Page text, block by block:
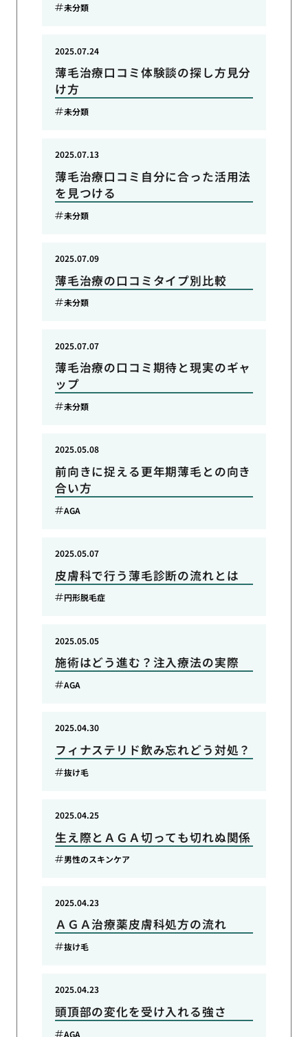
未分類
薄毛治療口コミ体験談の探し方見分
け方
2025.07.24
未分類
薄毛治療口コミ自分に合った活用法
を見つける
2025.07.13
未分類
薄毛治療の口コミタイプ別比較
2025.07.09
未分類
薄毛治療の口コミ期待と現実のギャ
ップ
2025.07.07
未分類
前向きに捉える更年期薄毛との向き
合い方
2025.05.08
AGA
皮膚科で行う薄毛診断の流れとは
2025.05.07
円形脱毛症
施術はどう進む？注入療法の実際
2025.05.05
AGA
フィナステリド飲み忘れどう対処？
2025.04.30
抜け毛
生え際とＡＧＡ切っても切れぬ関係
2025.04.25
男性のスキンケア
ＡＧＡ治療薬皮膚科処方の流れ
2025.04.23
抜け毛
頭頂部の変化を受け入れる強さ
2025.04.23
AGA